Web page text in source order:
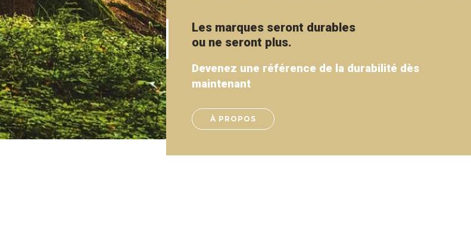
Les marques seront durables
ou ne seront plus.
Devenez une référence de la durabilité dès
maintenant
À PROPOS